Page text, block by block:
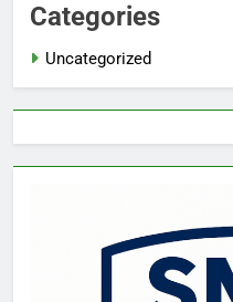
Categories
Uncategorized